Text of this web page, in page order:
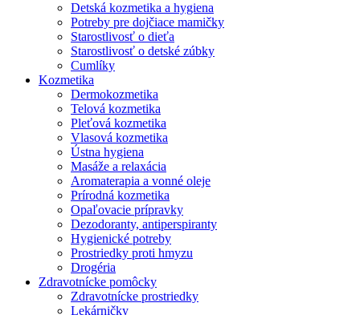
Detská kozmetika a hygiena
Potreby pre dojčiace mamičky
Starostlivosť o dieťa
Starostlivosť o detské zúbky
Cumlíky
Kozmetika
Dermokozmetika
Telová kozmetika
Pleťová kozmetika
Vlasová kozmetika
Ústna hygiena
Masáže a relaxácia
Aromaterapia a vonné oleje
Prírodná kozmetika
Opaľovacie prípravky
Dezodoranty, antiperspiranty
Hygienické potreby
Prostriedky proti hmyzu
Drogéria
Zdravotnícke pomôcky
Zdravotnícke prostriedky
Lekárničky